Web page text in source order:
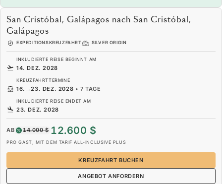
San Cristóbal, Galápagos nach San Cristóbal,
Galápagos
EXPEDITIONSKREUZFAHRT SILVER ORIGIN
INKLUDIERTE REISE BEGINNT AM
14. DEZ. 2028
KREUZFAHRTTERMINE
16. →23. DEZ. 2028 •7 TAGE
INKLUDIERTE REISE ENDET AM
23. DEZ. 2028
AB 14.000 $ 12.600 $
PRO GAST, MIT DEM TARIF ALL-INCLUSIVE PLUS
KREUZFAHRT BUCHEN
ANGEBOT ANFORDERN